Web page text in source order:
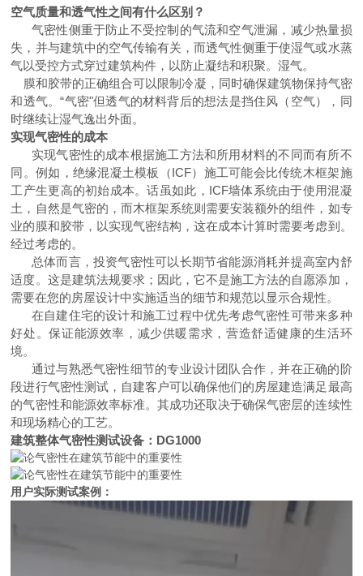
空气质量和透气性之间有什么区别？
气密性侧重于防止不受控制的气流和空气泄漏，减少热量损
失，并与建筑中的空气传输有关，而透气性侧重于使湿气或水蒸
气以受控方式穿过建筑构件，以防止凝结和积聚。湿气。
膜和胶带的正确组合可以限制冷凝，同时确保建筑物保持气密
和透气。“气密"但透气的材料背后的想法是挡住风（空气），同
时继续让湿气逸出外面。
实现气密性的成本
实现气密性的成本根据施工方法和所用材料的不同而有所不
同。例如，绝缘混凝土模板（ICF）施工可能会比传统木框架施
工产生更高的初始成本。话虽如此，ICF墙体系统由于使用混凝
土，自然是气密的，而木框架系统则需要安装额外的组件，如专
业的膜和胶带，以实现气密结构，这在成本计算时需要考虑到。
经过考虑的。
总体而言，投资气密性可以长期节省能源消耗并提高室内舒
适度。这是建筑法规要求；因此，它不是施工方法的自愿添加，
需要在您的房屋设计中实施适当的细节和规范以显示合规性。
在自建住宅的设计和施工过程中优先考虑气密性可带来多种
好处。保证能源效率，减少供暖需求，营造舒适健康的生活环
境。
通过与熟悉气密性细节的专业设计团队合作，并在正确的阶
段进行气密性测试，自建客户可以确保他们的房屋建造满足最高
的气密性和能源效率标准。其成功还取决于确保气密层的连续性
和现场精心的工艺。
建筑整体气密性测试设备：DG1000
用户实际测试案例：